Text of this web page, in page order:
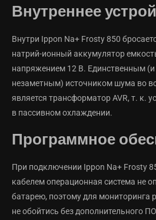
Внутреннее
Внутри Ippon Na+ Frosty 850
натрий-ионный аккумулятор
напряжением 12 В. Единственным (и
незаметным) источником шума во
является трансформатор AVR, т. к.
в пассивном охлаждении.
Программное
При подключении Ippon Na+ Frosty
кабелем операционная система не
батарею, поэтому для мониторинга
не обойтись без дополнительного